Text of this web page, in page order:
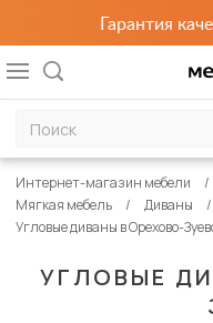
Гарантия
УГЛОВЫЕ
Интернет-магазин мебели
Мягкая мебель
Диваны
Угловые диваны в Орехово-